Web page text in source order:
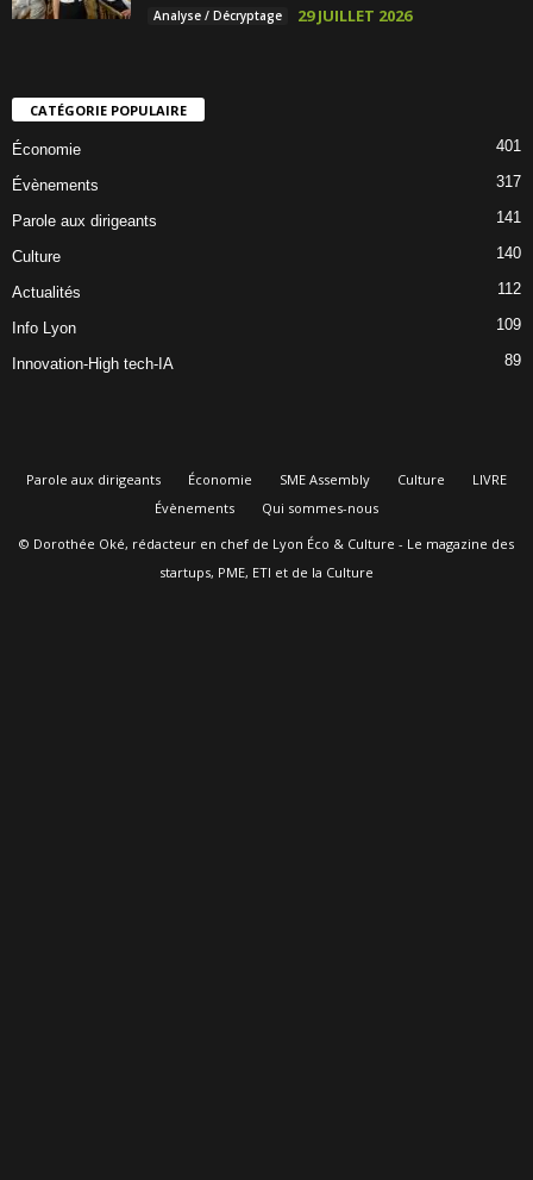
Analyse / Décryptage 29 JUILLET 2026
CATÉGORIE POPULAIRE
Économie 401
Évènements 317
Parole aux dirigeants 141
Culture 140
Actualités 112
Info Lyon 109
Innovation-High tech-IA 89
Parole aux dirigeants Économie SME Assembly Culture
LIVRE
Évènements
Qui sommes-nous
© Dorothée Oké, rédacteur en chef de Lyon Éco & Culture - Le magazine des
startups, PME, ETI et de la Culture